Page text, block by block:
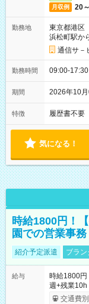
月収例 20
勤務地
東京都港区
浜松町駅か
通信サ－
勤務時間 09:00-17:30
期間 2026年10
特徴 履歴書不要
気になる！
時給1800円！
園での営業事務
紹介予定派遣 ブラン
給与
時給1800
週+残業10h
交通費